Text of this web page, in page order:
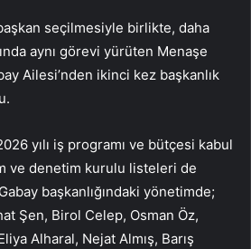
seçilmesiyle birlikte, daha
aynı görevi yürüten Menaşe
Ailesi’nden ikinci kez başkanlık
yılı iş programı ve bütçesi kabul
ve denetim kurulu listeleri de
başkanlığındaki yönetimde;
Şen, Birol Celep, Osman Öz,
Alharal, Nejat Almış, Barış